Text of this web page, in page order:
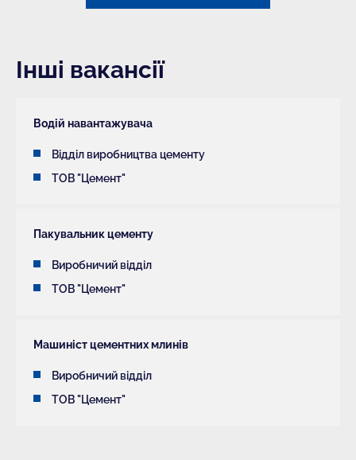
Інші вакансії
Водій навантажувача
Відділ виробництва цементу
ТОВ "Цемент"
Пакувальник цементу
Виробничий відділ
ТОВ "Цемент"
Машиніст цементних млинів
Виробничий відділ
ТОВ "Цемент"